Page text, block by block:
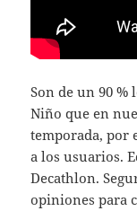
Son de un 90 %
Niño que en
temporada, por
a los usuarios.
Decathlon.
opiniones para